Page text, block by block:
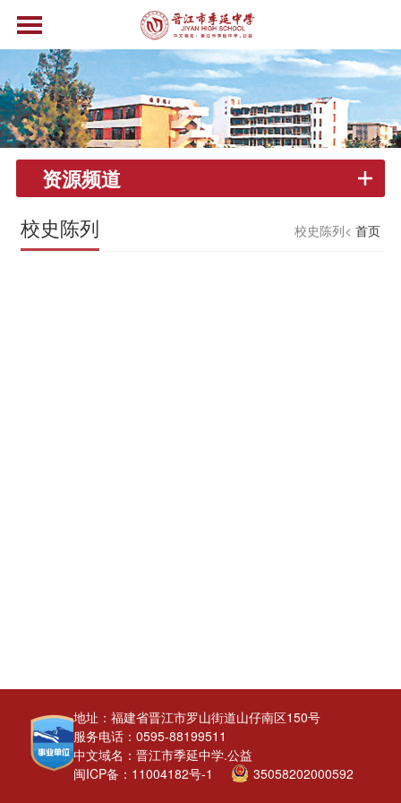
资源频道
校史陈列 校史陈列<首页
地址：福建省晋江市罗山街道山仔南区150号
服务电话：0595-88199511
中文域名：晋江市季延中学.公益
闽ICP备：11004182号-1
35058202000592